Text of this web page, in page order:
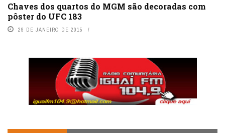
Chaves dos quartos do MGM são decoradas com
pôster do UFC 183
29 DE JANEIRO DE 2015